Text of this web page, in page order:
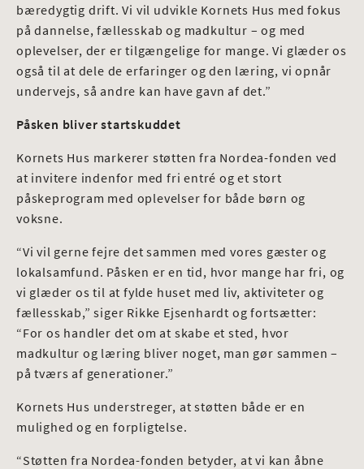
bæredygtig drift. Vi vil udvikle Kornets Hus med fokus
på dannelse, fællesskab og madkultur – og med
oplevelser, der er tilgængelige for mange. Vi glæder os
også til at dele de erfaringer og den læring, vi opnår
undervejs, så andre kan have gavn af det.”
Påsken bliver startskuddet
Kornets Hus markerer støtten fra Nordea-fonden ved
at invitere indenfor med fri entré og et stort
påskeprogram med oplevelser for både børn og
voksne.
“Vi vil gerne fejre det sammen med vores gæster og
lokalsamfund. Påsken er en tid, hvor mange har fri, og
vi glæder os til at fylde huset med liv, aktiviteter og
fællesskab,” siger Rikke Ejsenhardt og fortsætter:
“For os handler det om at skabe et sted, hvor
madkultur og læring bliver noget, man gør sammen –
på tværs af generationer.”
Kornets Hus understreger, at støtten både er en
mulighed og en forpligtelse.
“Støtten fra Nordea-fonden betyder, at vi kan åbne